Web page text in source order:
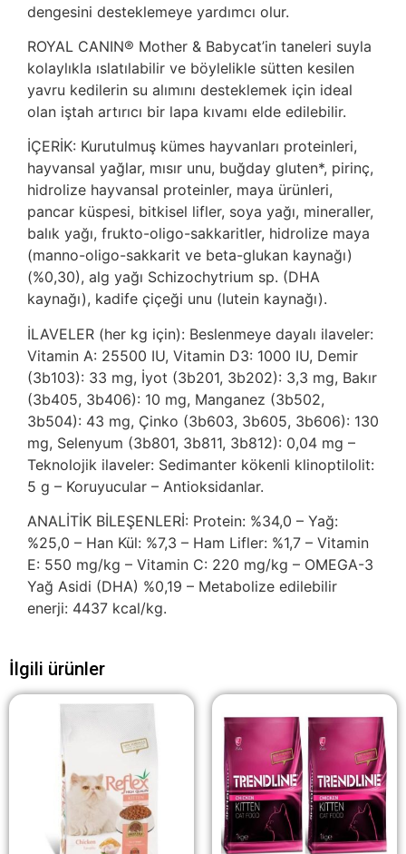
dengesini desteklemeye yardımcı olur.
ROYAL CANIN® Mother & Babycat’in taneleri suyla
kolaylıkla ıslatılabilir ve böylelikle sütten kesilen
yavru kedilerin su alımını desteklemek için ideal
olan iştah artırıcı bir lapa kıvamı elde edilebilir.
İÇERİK: Kurutulmuş kümes hayvanları proteinleri,
hayvansal yağlar, mısır unu, buğday gluten*, pirinç,
hidrolize hayvansal proteinler, maya ürünleri,
pancar küspesi, bitkisel lifler, soya yağı, mineraller,
balık yağı, frukto-oligo-sakkaritler, hidrolize maya
(manno-oligo-sakkarit ve beta-glukan kaynağı)
(%0,30), alg yağı Schizochytrium sp. (DHA
kaynağı), kadife çiçeği unu (lutein kaynağı).
İLAVELER (her kg için): Beslenmeye dayalı ilaveler:
Vitamin A: 25500 IU, Vitamin D3: 1000 IU, Demir
(3b103): 33 mg, İyot (3b201, 3b202): 3,3 mg, Bakır
(3b405, 3b406): 10 mg, Manganez (3b502,
3b504): 43 mg, Çinko (3b603, 3b605, 3b606): 130
mg, Selenyum (3b801, 3b811, 3b812): 0,04 mg –
Teknolojik ilaveler: Sedimanter kökenli klinoptilolit:
5 g – Koruyucular – Antioksidanlar.
ANALİTİK BİLEŞENLERİ: Protein: %34,0 – Yağ:
%25,0 – Han Kül: %7,3 – Ham Lifler: %1,7 – Vitamin
E: 550 mg/kg – Vitamin C: 220 mg/kg – OMEGA-3
Yağ Asidi (DHA) %0,19 – Metabolize edilebilir
enerji: 4437 kcal/kg.
İlgili ürünler